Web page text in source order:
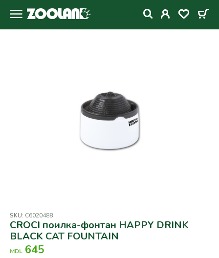
SKU: C6020488
CROCI поилка-фонтан HAPPY DRINK
BLACK CAT FOUNTAIN
MDL 645